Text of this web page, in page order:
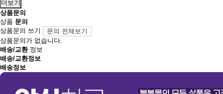
더보기
상품문의
상품 문의
상품문의 쓰기
문의 전체보기
상품문의가 없습니다.
배송/교환정보
배송/교환정보
배송정보